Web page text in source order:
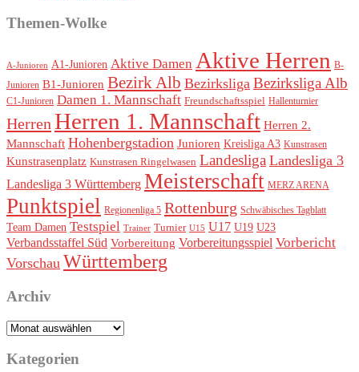
Themen-Wolke
A-Junioren A1-Junioren Aktive Damen Aktive Herren B-
Junioren B1-Junioren Bezirk Alb Bezirksliga Bezirksliga Alb
C1-Junioren Damen 1. Mannschaft Freundschaftsspiel Hallenturnier
Herren Herren 1. Mannschaft Herren 2.
Mannschaft Hohenbergstadion Junioren Kreisliga A3 Kunstrasen
Kunstrasenplatz Kunstrasen Ringelwasen Landesliga Landesliga 3
Landesliga 3 Württemberg Meisterschaft MERZ ARENA
Punktspiel Regionenliga 5 Rottenburg Schwäbisches Tagblatt
Team Damen Testspiel Trainer Turnier U15 U17 U19 U23
Verbandsstaffel Süd Vorbereitung Vorbereitungsspiel Vorbericht
Vorschau Württemberg
Archiv
Archiv
Kategorien